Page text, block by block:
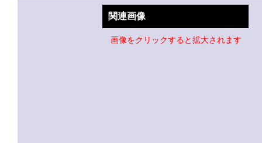
関連画像
画像をクリックすると拡大されます